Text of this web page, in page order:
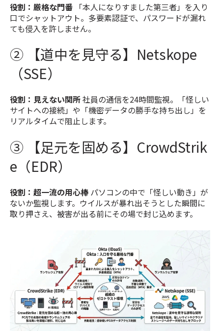
役割：厳格な門番 「本人になりすました第三者」を入り
口でシャットアウト。多要素認証で、パスワードが漏れ
ても侵入を許しません。
② 【道中を見守る】Netskope
（SSE）
役割：見えない関所社員の通信を24時間監視。「怪しい
サイトへの接続」や「機密データの勝手な持ち出し」を
リアルタイムで阻止します。
③ 【足元を固める】CrowdStrik
e（EDR）
役割：超一流の用心棒 パソコンの中で「怪しい動き」が
ないか監視します。ウイルスが暴れ出そうとした瞬間に
取り押さえ、被害が出る前にその場で封じ込めます。